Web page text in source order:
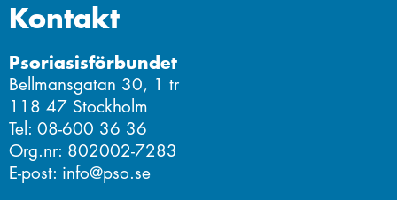
Kontakt
Psoriasisförbundet
Bellmansgatan 30, 1 tr
118 47 Stockholm
Tel: 08-600 36 36
Org.nr: 802002-7283
E-post: info@pso.se